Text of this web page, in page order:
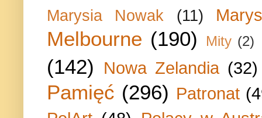
Marysia Nowak (11)
Melbourne (190) Mity (2)
(142) Nowa Zelandia (32)
Pamięć (296) Patronat